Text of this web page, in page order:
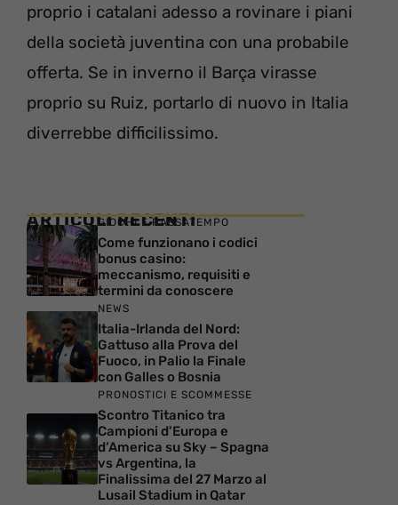
proprio i catalani adesso a rovinare i piani
della società juventina con una probabile
offerta. Se in inverno il Barça virasse
proprio su Ruiz, portarlo di nuovo in Italia
diverrebbe difficilissimo.
ARTICOLI RECENTI
GIOCHI E PASSATEMPO
Come funzionano i codici
bonus casino:
meccanismo, requisiti e
termini da conoscere
NEWS
Italia-Irlanda del Nord:
Gattuso alla Prova del
Fuoco, in Palio la Finale
con Galles o Bosnia
PRONOSTICI E SCOMMESSE
Scontro Titanico tra
Campioni d’Europa e
d’America su Sky – Spagna
vs Argentina, la
Finalissima del 27 Marzo al
Lusail Stadium in Qatar